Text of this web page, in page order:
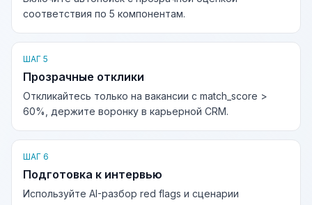
соответствия по 5 компонентам.
ШАГ 5
Прозрачные отклики
Откликайтесь только на вакансии с match_score >
60%, держите воронку в карьерной CRM.
ШАГ 6
Подготовка к интервью
Используйте AI-разбор red flags и сценарии